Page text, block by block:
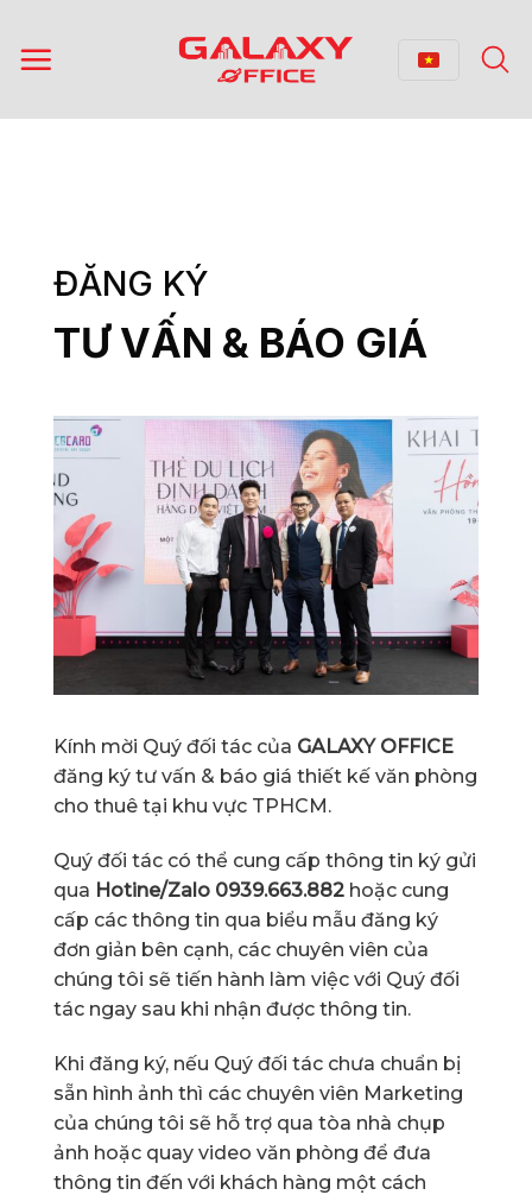
qua
nội
ĐĂNG KÝ
TƯ VẤN & BÁO GIÁ
Kính mời Quý đối tác của GALAXY OFFICE
đăng ký tư vấn & báo giá thiết kế văn phòng
cho thuê tại khu vực TPHCM.
Quý đối tác có thể cung cấp thông tin ký gửi
qua Hotine/Zalo 0939.663.882 hoặc cung
cấp các thông tin qua biểu mẫu đăng ký
đơn giản bên cạnh, các chuyên viên của
chúng tôi sẽ tiến hành làm việc với Quý đối
tác ngay sau khi nhận được thông tin.
Khi đăng ký, nếu Quý đối tác chưa chuẩn bị
sẵn hình ảnh thì các chuyên viên Marketing
của chúng tôi sẽ hỗ trợ qua tòa nhà chụp
ảnh hoặc quay video văn phòng để đưa
thông tin đến với khách hàng một cách